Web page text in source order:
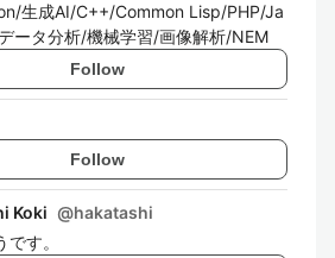
生成AI/C++/Common Lisp/PHP/Ja
ータ分析/機械学習/画像解析/NEM
Follow
Follow
Koki @hakatashi
す。